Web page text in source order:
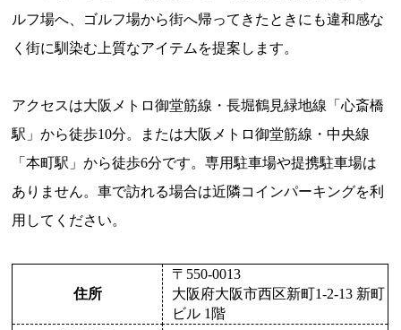
ルフ場へ、ゴルフ場から街へ帰ってきたときにも違和感な
く街に馴染む上質なアイテムを提案します。
アクセスは大阪メトロ御堂筋線・長堀鶴見緑地線「心斎橋
駅」から徒歩10分。または大阪メトロ御堂筋線・中央線
「本町駅」から徒歩6分です。専用駐車場や提携駐車場は
ありません。車で訪れる場合は近隣コインパーキングを利
用してください。
住所
〒550-0013
大阪府大阪市西区新町1-2-13 新町
ビル 1階